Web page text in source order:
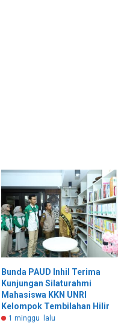
Bunda PAUD Inhil Terima
Kunjungan Silaturahmi
Mahasiswa KKN UNRI
Kelompok Tembilahan Hilir
1 minggu lalu